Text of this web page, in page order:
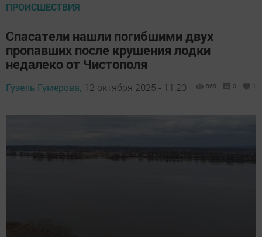
ПРОИСШЕСТВИЯ
Спасатели нашли погибшими двух
пропавших после крушения лодки
недалеко от Чистополя
Гузель Гумерова, 12 октября 2025 - 11:20 868 0 1